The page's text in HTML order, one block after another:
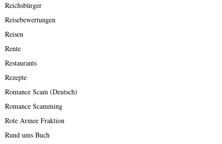
Reichsbürger
Reisebewertungen
Reisen
Rente
Restaurants
Rezepte
Romance Scam (Deutsch)
Romance Scamming
Rote Armee Fraktion
Rund ums Buch